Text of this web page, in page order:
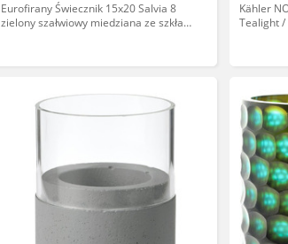
Eurofirany Świecznik 15x20 Salvia 8
zielony szałwiowy miedziana ze szkła
Kähler
Tealight /